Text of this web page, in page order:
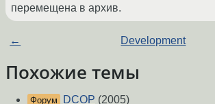
перемещена в архив.
← Development
Похожие темы
Форум DCOP (2005)